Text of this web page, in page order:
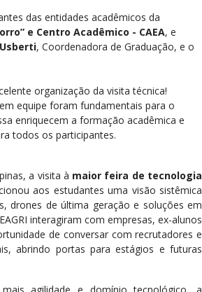
das entidades acadêmicos da
e Centro Acadêmico - CAEA, e
, Coordenadora de Graduação, e o
organização da visita técnica!
equipe foram fundamentais para o
enriquecem a formação acadêmica e
todos os participantes.
a visita à maior feira de tecnologia
aos estudantes uma visão sistêmica
drones de última geração e soluções em
interagiram com empresas, ex-alunos
de conversar com recrutadores e
abrindo portas para estágios e futuras